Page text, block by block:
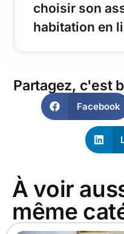
choisir son
habitation en
Partagez, c'est
Facebook
À voir
même